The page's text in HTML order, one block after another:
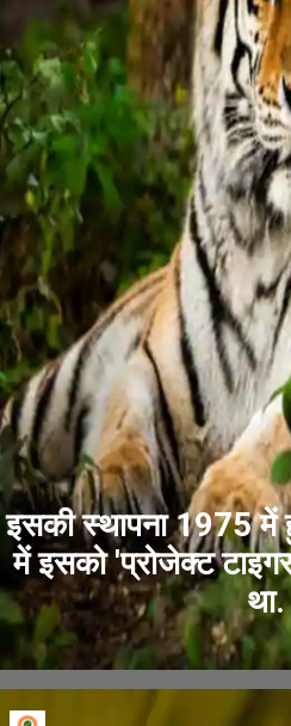
इसकी स्थापना 1975
में इसको 'प्रोजेक्ट
था.